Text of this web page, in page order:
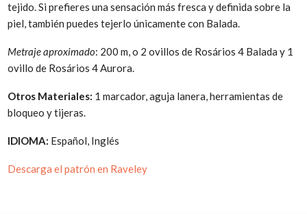
tejido. Si prefieres una sensación más fresca y definida sobre la
piel, también puedes tejerlo únicamente con Balada.
Metraje aproximado: 200 m, o 2 ovillos de Rosários 4 Balada y 1
ovillo de Rosários 4 Aurora.
Otros Materiales: 1 marcador, aguja lanera, herramientas de
bloqueo y tijeras.
IDIOMA: Español, Inglés
Descarga el patrón en Raveley